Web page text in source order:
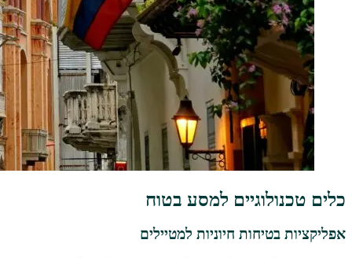
כלים טכנולוגיים למסע בטוח
אפליקציות בטיחות חיוניות למטיילים